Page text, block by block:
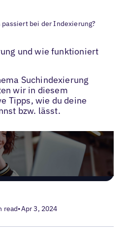
passiert bei der Indexierung?
und wie funktioniert
Suchindexierung
wir in diesem
Tipps, wie du deine
bzw. lässt.
read•Apr 3, 2024